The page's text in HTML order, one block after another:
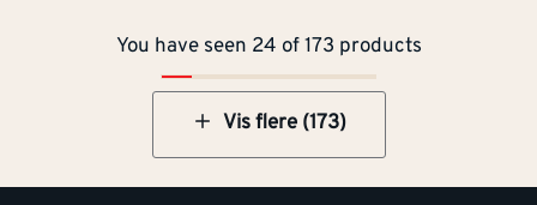
You have seen 24 of 173 products
Vis flere (173)
Betaling
Retur- og angrerettsskjema
Medlemsavtaler